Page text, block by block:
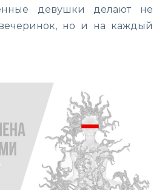
девушки делают не
но и на каждый